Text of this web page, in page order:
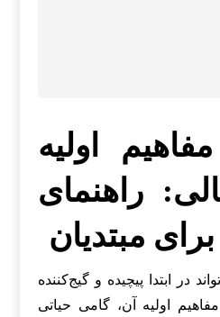
اولیه
راهنمای
مبتدیان
در ابتدا پیچیده و گیج‌کننده
اولیه آن، گامی حیاتی